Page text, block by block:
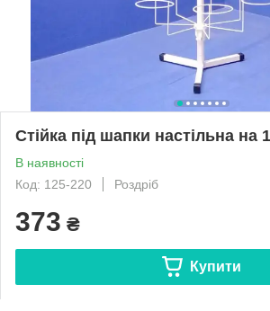
Стійка під шапки настільна на
В наявності
Код: 125-220
Роздріб
373 ₴
Купити